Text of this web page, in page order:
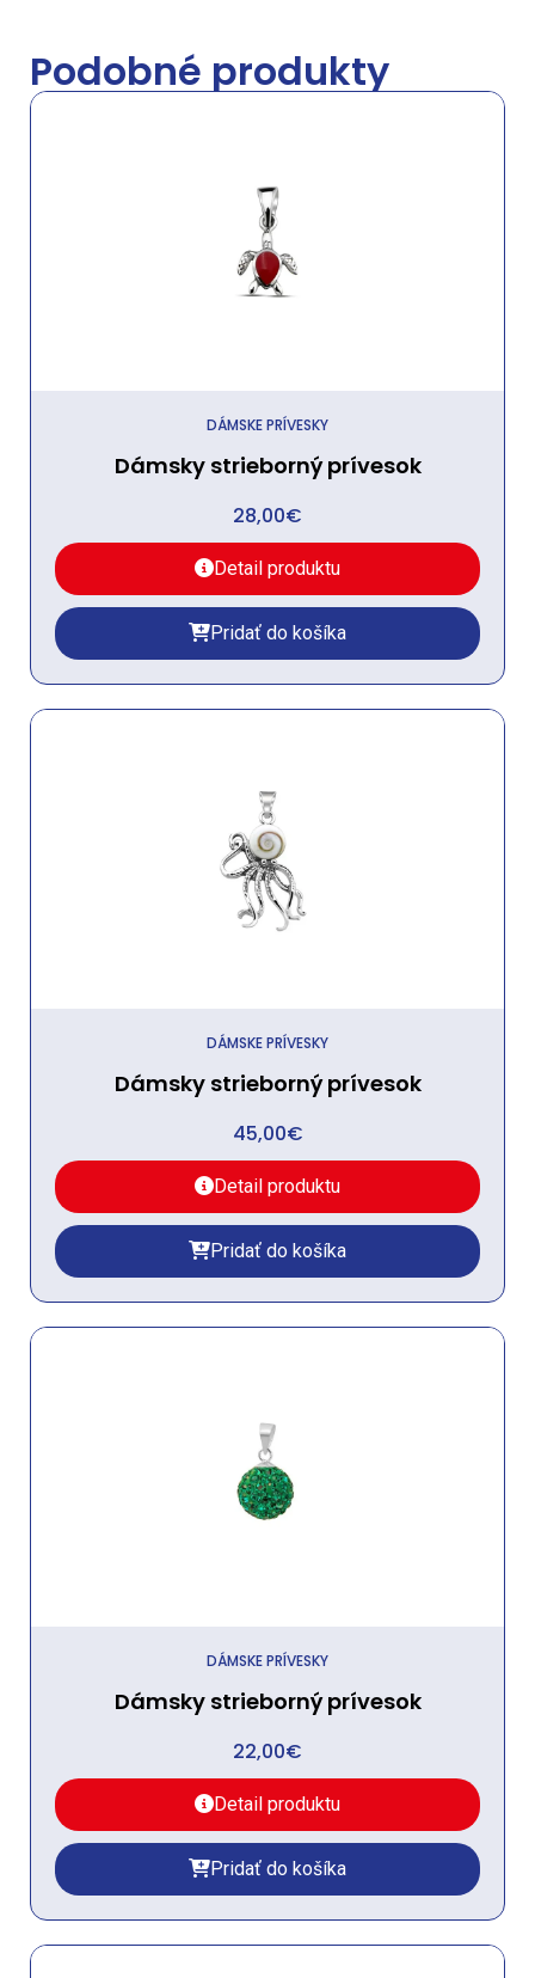
Podobné produkty
DÁMSKE PRÍVESKY
Dámsky strieborný prívesok
28,00€
Detail produktu
Pridať do košíka
DÁMSKE PRÍVESKY
Dámsky strieborný prívesok
45,00€
Detail produktu
Pridať do košíka
DÁMSKE PRÍVESKY
Dámsky strieborný prívesok
22,00€
Detail produktu
Pridať do košíka